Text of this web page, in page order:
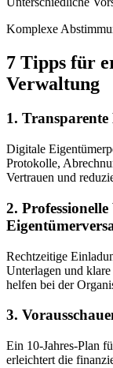
Komplexe
7 Tipps für
Verwaltung
1.
Digitale
Protokolle,
Vertrauen und
2.
Rechtzeitige
Unterlagen und
helfen bei der
3.
Ein 10-Jahres-Plan
erleichtert die